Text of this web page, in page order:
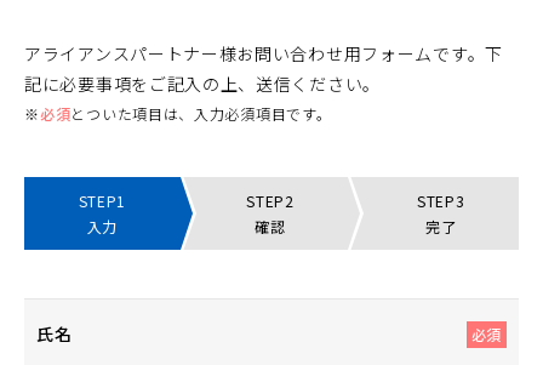
アライアンスパートナー様お問い合わせ用フォームです。下
記に必要事項をご記入の上、送信ください。
※必須とついた項目は、入力必須項目です。
STEP1
入力
STEP2
確認
STEP3
完了
必須
氏名